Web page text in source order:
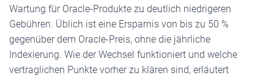
Wartung für Oracle-Produkte zu deutlich niedrigeren
Gebühren. Üblich ist eine Ersparnis von bis zu 50 %
gegenüber dem Oracle-Preis, ohne die jährliche
Indexierung. Wie der Wechsel funktioniert und welche
vertraglichen Punkte vorher zu klären sind, erläutert